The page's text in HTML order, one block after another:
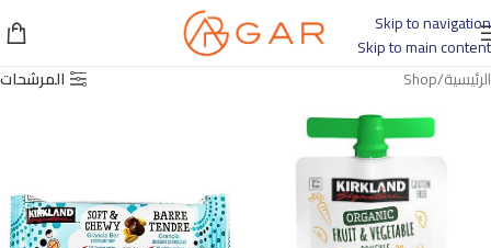
Skip to navigation
Skip to main content
الرئيسية Shop المرشحات